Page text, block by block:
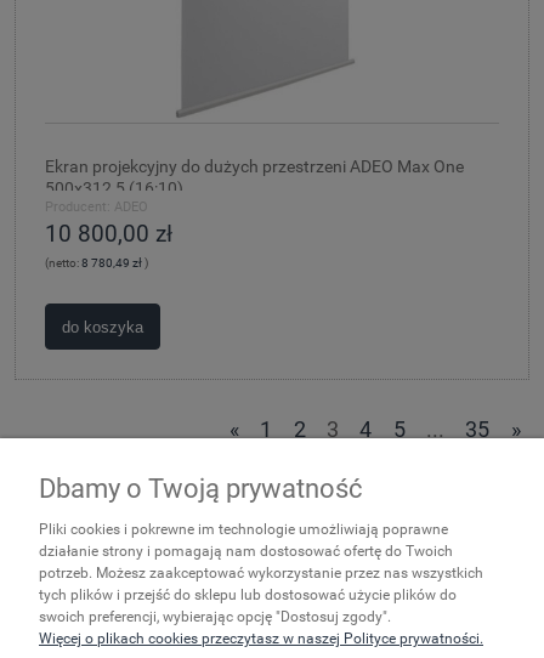
Ekran projekcyjny do dużych przestrzeni ADEO Max One
500x312,5 (16:10)
Producent: ADEO
10 800,00 zł
(netto:8 780,49 zł)
do koszyka
« 1 2 3 4 5 ... 35 »
Zakupy
Ważne
Pomoc
Dbamy o Twoją prywatność
Pliki cookies i pokrewne im technologie umożliwiają poprawne
działanie strony i pomagają nam dostosować ofertę do Twoich
potrzeb. Możesz zaakceptować wykorzystanie przez nas wszystkich
tych plików i przejść do sklepu lub dostosować użycie plików do
swoich preferencji, wybierając opcję "Dostosuj zgody".
Więcej o plikach cookies przeczytasz w naszej Polityce prywatności.